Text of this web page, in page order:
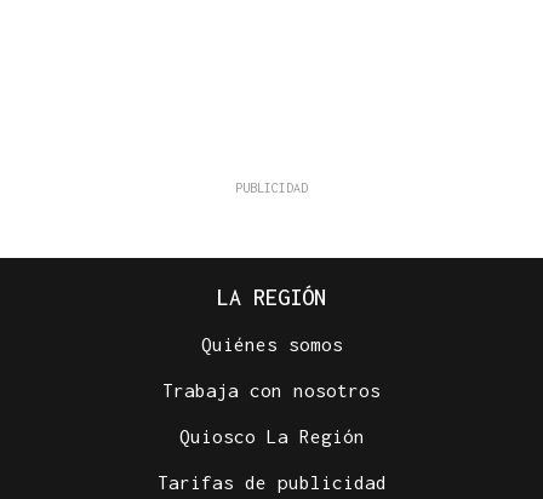
LA REGIÓN
Quiénes somos
Trabaja con nosotros
Quiosco La Región
Tarifas de publicidad